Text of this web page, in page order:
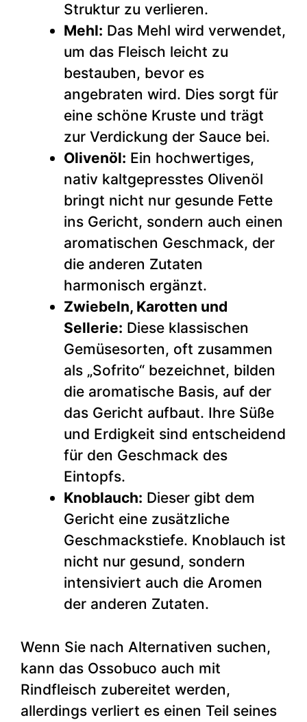
Struktur zu verlieren.
Mehl: Das Mehl wird verwendet,
um das Fleisch leicht zu
bestauben, bevor es
angebraten wird. Dies sorgt für
eine schöne Kruste und trägt
zur Verdickung der Sauce bei.
Olivenöl: Ein hochwertiges,
nativ kaltgepresstes Olivenöl
bringt nicht nur gesunde Fette
ins Gericht, sondern auch einen
aromatischen Geschmack, der
die anderen Zutaten
harmonisch ergänzt.
Zwiebeln, Karotten und
Sellerie: Diese klassischen
Gemüsesorten, oft zusammen
als „Sofrito“ bezeichnet, bilden
die aromatische Basis, auf der
das Gericht aufbaut. Ihre Süße
und Erdigkeit sind entscheidend
für den Geschmack des
Eintopfs.
Knoblauch: Dieser gibt dem
Gericht eine zusätzliche
Geschmackstiefe. Knoblauch ist
nicht nur gesund, sondern
intensiviert auch die Aromen
der anderen Zutaten.
Wenn Sie nach Alternativen suchen,
kann das Ossobuco auch mit
Rindfleisch zubereitet werden,
allerdings verliert es einen Teil seines